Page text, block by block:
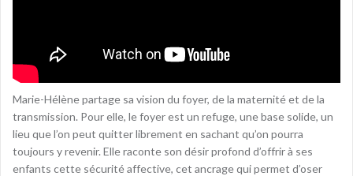
Marie-Hélène partage sa vision du foyer, de la maternité et de la
transmission. Pour elle, le foyer est un refuge, une base solide, un
lieu que l’on peut quitter librement en sachant qu’on pourra
toujours y revenir. Elle raconte son désir profond d’offrir à ses
enfants cette sécurité affective, cet ancrage qui permet d’oser